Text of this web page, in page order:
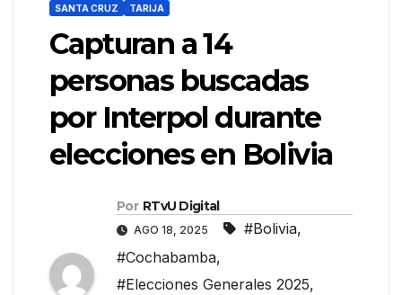
SANTA CRUZ
TARIJA
Capturan a 14
personas buscadas
por Interpol durante
elecciones en Bolivia
Por RTvU Digital
AGO 18, 2025 #Bolivia,
#Cochabamba,
#Elecciones Generales 2025,